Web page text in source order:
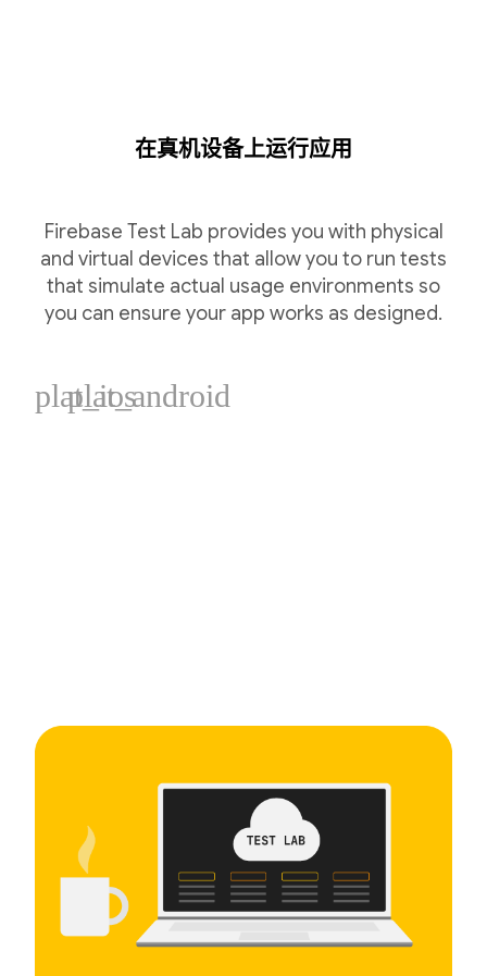
在真机设备上运行应用
Firebase Test Lab provides you with physical
and virtual devices that allow you to run tests
that simulate actual usage environments so
you can ensure your app works as designed.
plat_ios
plat_android